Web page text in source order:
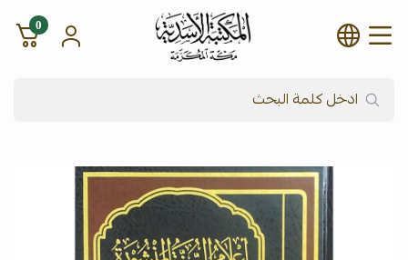
شركة المكتبة الأسدية للنشر
0